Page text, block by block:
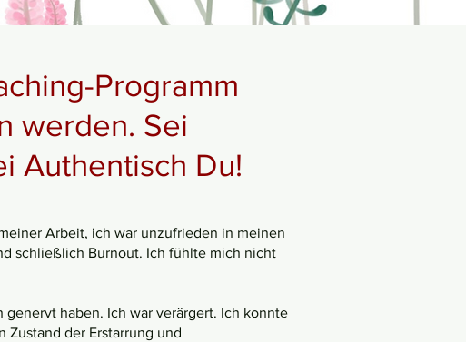
Programm
werden. Sei
Authentisch Du!
Arbeit, ich war unzufrieden in meinen
schließlich Burnout. Ich fühlte mich nicht
haben. Ich war verärgert. Ich konnte
der Erstarrung und